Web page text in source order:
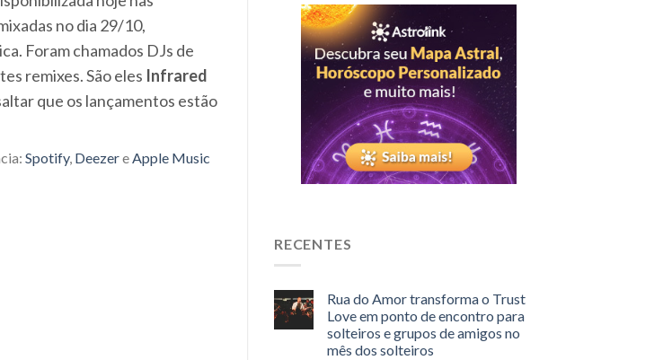
no dia 29/10,
Foram chamados DJs de
remixes. São eles Infrared
que os lançamentos estão
Spotify, DeezereApple Music
RECENTES
Rua do Amor transforma o Trust
Love em ponto de encontro para
solteiros e grupos de amigos no
mês dos solteiros